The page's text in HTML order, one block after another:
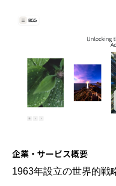
企業・サービス概要
1963年設立の世界的戦